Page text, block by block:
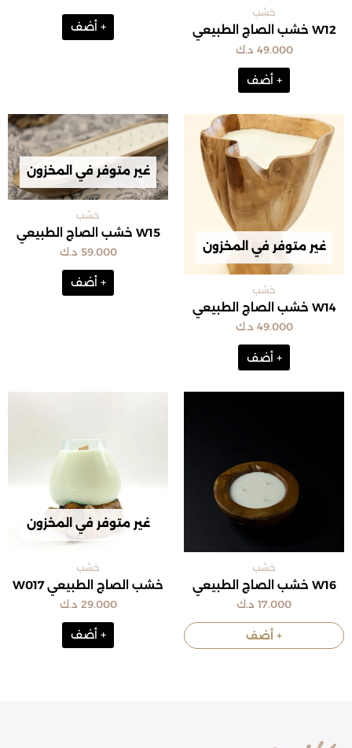
خشب
W12 خشب الصاج الطبيعي
49.000 د.ك
+ أضف
+ أضف
غير متوفر في المخزون
خشب
W14 خشب الصاج الطبيعي
49.000 د.ك
+ أضف
غير متوفر في المخزون
خشب
W15 خشب الصاج الطبيعي
59.000 د.ك
+ أضف
خشب
W16 خشب الصاج الطبيعي
17.000 د.ك
+ أضف
غير متوفر في المخزون
خشب
خشب الصاج الطبيعي W017
29.000 د.ك
+ أضف